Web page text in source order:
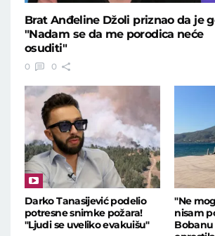
Brat Anđeline Džoli priznao da je
"Nadam se da me porodica neće
osuditi"
0 0
Darko Tanasijević podelio
potresne snimke požara!
"Ljudi se uveliko evakuišu"
"Ne
nisam
Bobanu